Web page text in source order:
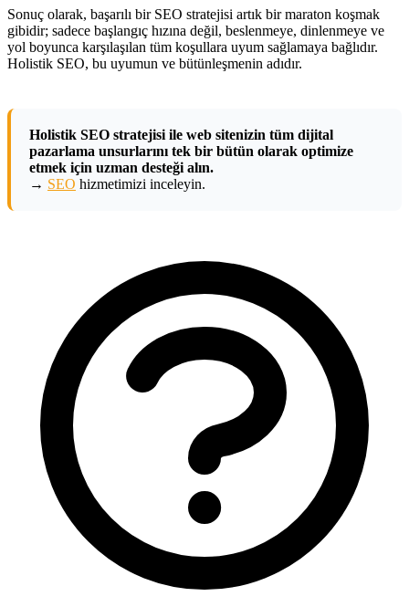
Sonuç olarak, başarılı bir SEO stratejisi artık bir maraton koşmak
gibidir; sadece başlangıç hızına değil, beslenmeye, dinlenmeye ve
yol boyunca karşılaşılan tüm koşullara uyum sağlamaya bağlıdır.
Holistik SEO, bu uyumun ve bütünleşmenin adıdır.
Holistik SEO stratejisi ile web sitenizin tüm dijital
pazarlama unsurlarını tek bir bütün olarak optimize
etmek için uzman desteği alın.
→ SEO hizmetimizi inceleyin.